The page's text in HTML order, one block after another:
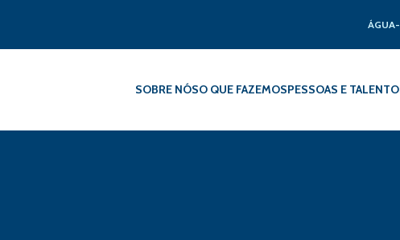
ÁGUA-
SOBRE NÓSO QUE FAZEMOSPESSOAS E TALENTO